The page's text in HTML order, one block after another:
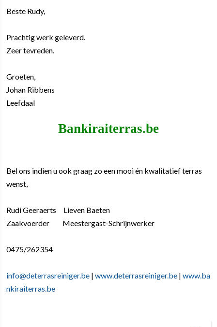
Beste Rudy,
Prachtig werk geleverd.
Zeer tevreden.
Groeten,
Johan Ribbens
Leefdaal
Bankiraiterras.be
Bel ons indien u ook graag zo een mooi én kwalitatief terras
wenst,
Rudi Geeraerts Lieven Baeten
Zaakvoerder Meestergast-Schrijnwerker
0475/262354
info@deterrasreiniger.be |www.deterrasreiniger.be |www.ba
nkiraiterras.be